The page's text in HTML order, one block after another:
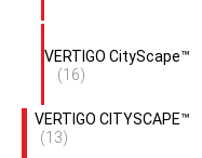
VERTIGO CityScape™
(16)
VERTIGO CITYSCAPE™
(13)